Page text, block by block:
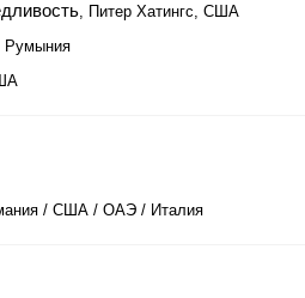
, Питер Хатингс, США
Румыния
/ США / ОАЭ / Италия